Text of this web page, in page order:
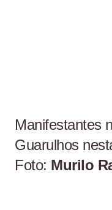
Manifestantes
Guarulhos
Foto: Murilo